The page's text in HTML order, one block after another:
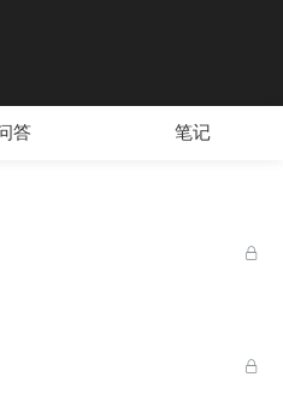
答 笔记

